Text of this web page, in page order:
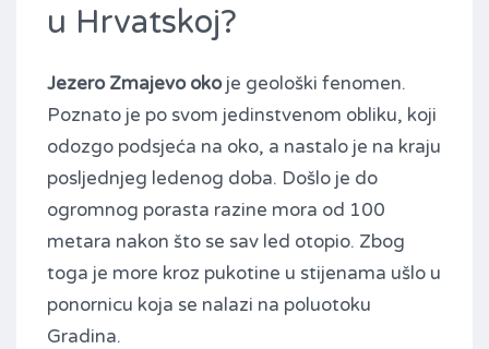
u Hrvatskoj?
Jezero Zmajevo okoje geološki fenomen.
Poznato je po svom jedinstvenom obliku, koji
odozgo podsjeća na oko, a nastalo je na kraju
posljednjeg ledenog doba. Došlo je do
ogromnog porasta razine mora od 100
metara nakon što se sav led otopio. Zbog
toga je more kroz pukotine u stijenama ušlo u
ponornicu koja se nalazi na poluotoku
Gradina.